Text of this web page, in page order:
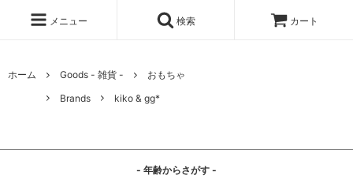
メニュー 検索 カート
ホーム Goods - 雑貨 -
おもちゃ
Brands
kiko & gg*
- 年齢からさがす -